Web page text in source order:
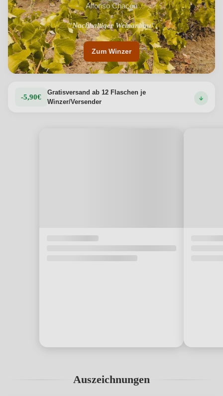
Alfonso Chacón
"Nachhaltiger Weinanbau"
"Optimales Mikroklima"
Zum Winzer
-5,90€
Gratisversand ab 12 Flaschen je
Winzer/Versender
Auszeichnungen